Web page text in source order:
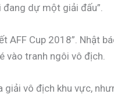
dự một giải đấu”.
AFF Cup 2018”. Nhật
vào tranh ngôi vô địch.
giải vô địch khu vực,